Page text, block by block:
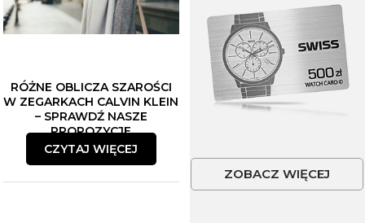
RÓŻNE OBLICZA SZAROŚCI
W ZEGARKACH CALVIN KLEIN
– SPRAWDŹ NASZE
PROPOZYCJE
CZYTAJ WIĘCEJ
ZOBACZ WIĘCEJ